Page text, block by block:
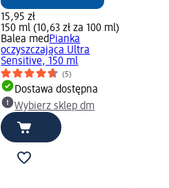
15,95 zł
150 ml (10,63 zł za 100 ml)
Balea medPianka
oczyszczająca Ultra
Sensitive, 150 ml
(5)
Dostawa dostępna
Wybierz sklep dm